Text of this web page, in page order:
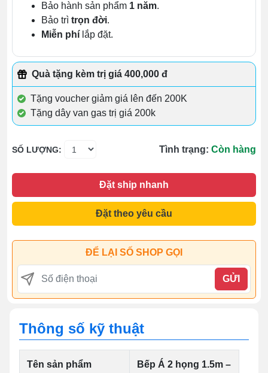
Bảo hành sản phẩm 1 năm.
Bảo trì trọn đời.
Miễn phí lắp đặt.
Quà tặng kèm trị giá 400,000 đ
Tặng voucher giảm giá lên đến 200K
Tặng dây van gas trị giá 200k
SỐ LƯỢNG: Tình trạng: Còn hàng
Đặt ship nhanh
Đặt theo yêu cầu
ĐỂ LẠI SỐ SHOP GỌI
GỬI
Thông số kỹ thuật
Tên sản phẩm
Bếp Á 2 họng 1.5m –